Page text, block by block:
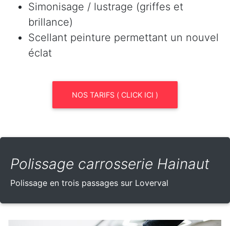
Simonisage / lustrage (griffes et
brillance)
Scellant peinture permettant un nouvel
éclat
NOS TARIFS ( CLICK ICI )
Polissage carrosserie Hainaut
Polissage en trois passages sur Loverval